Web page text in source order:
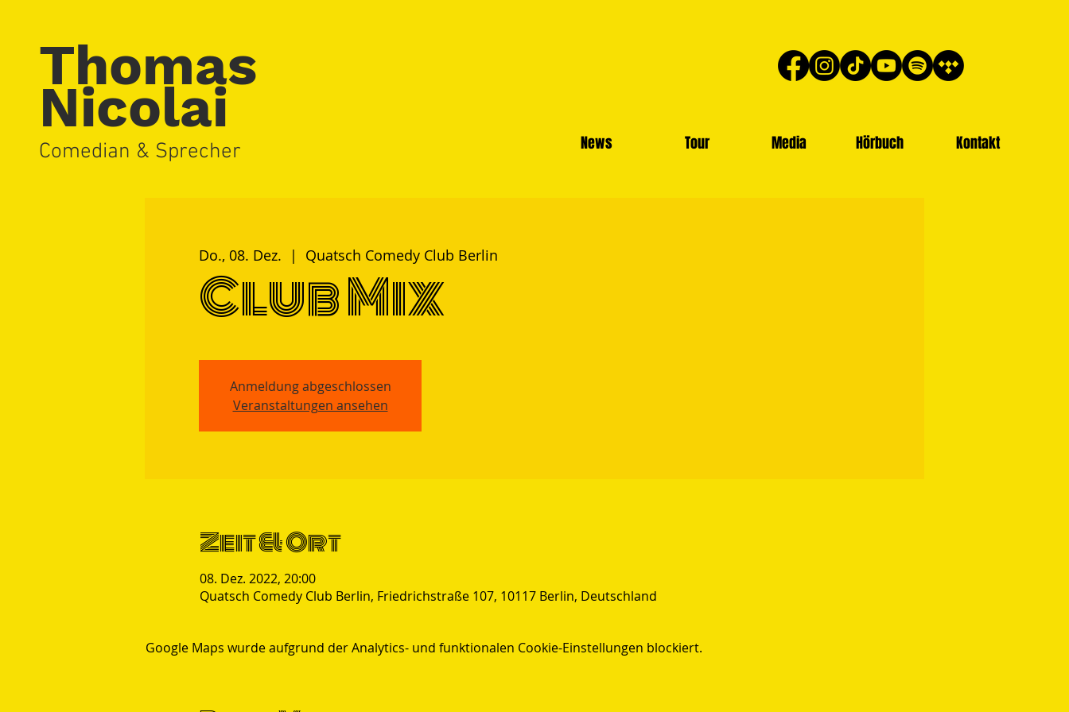
Thomas
Nicolai
Comedian & Sprecher News Tour Media Hörbuch Kontakt
Do., 08. Dez.
  |
Quatsch Comedy Club Berlin
Club Mix
Anmeldung abgeschlossen
Veranstaltungen ansehen
Zeit & Ort
08. Dez. 2022, 20:00
Quatsch Comedy Club Berlin, Friedrichstraße 107, 10117 Berlin, Deutschland
Google Maps wurde aufgrund der Analytics- und funktionalen Cookie-Einstellungen blockiert.